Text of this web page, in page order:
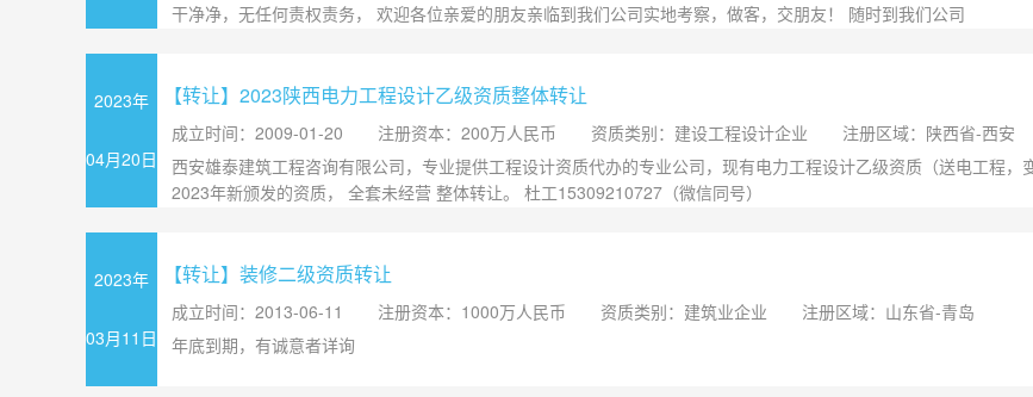
干净净，无任何责权责务， 欢迎各位亲爱的朋友亲临到我们公司实地考察，做客，交朋友！ 随时到我们公司
2023年
04月20日
【转让】2023陕西电力工程设计乙级资质整体转让
成立时间：2009-01-20 注册资本：200万人民币 资质类别：建设工程设计企业
注册区域：陕西省-西安
西安雄泰建筑工程咨询有限公司，专业提供工程设计资质代办的专业公司，现有电力工程设计乙级资质（送电工程，
2023年新颁发的资质， 全套未经营 整体转让。 杜工15309210727（微信同号）
2023年
03月11日
【转让】装修二级资质转让
成立时间：2013-06-11 注册资本：1000万人民币 资质类别：建筑业企业
注册区域：山东省-青岛
年底到期，有诚意者详询